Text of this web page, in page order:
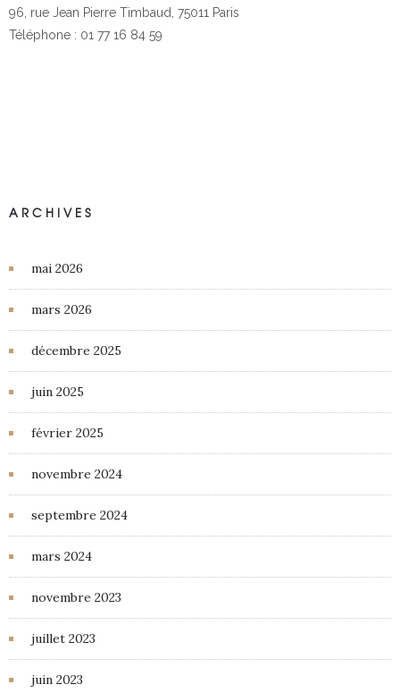
96, rue Jean Pierre Timbaud, 75011 Paris
Téléphone : 01 77 16 84 59
ARCHIVES
mai 2026
mars 2026
décembre 2025
juin 2025
février 2025
novembre 2024
septembre 2024
mars 2024
novembre 2023
juillet 2023
juin 2023